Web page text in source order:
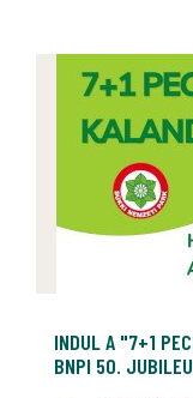
INDUL A "7+1
BNPI 50.